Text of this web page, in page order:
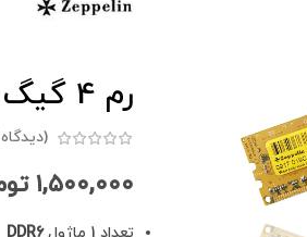
رم 4 گیگ زپلین Zeppelin 4GB DDR3 1600Mhz استوک
(دیدگاه
۱,۵۰۰,۰۰۰